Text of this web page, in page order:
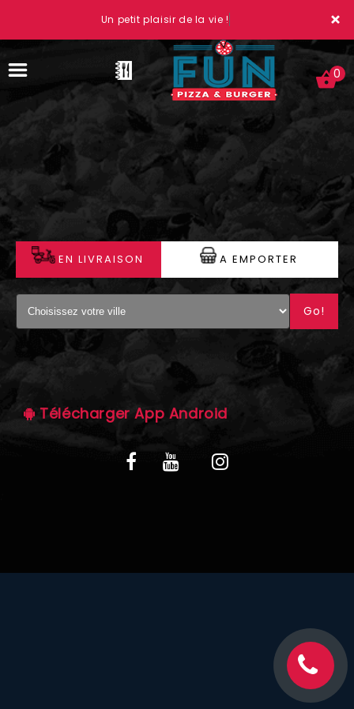
×
Un petit plaisir de la vie !
ACCUEIL
LA CARTE
VOTRE COMPTE
NOTRE RESTAURANT
VOS AVIS
MENTIONS LÉGALES
0
EN LIVRAISON A EMPORTER
Go!
Télécharger App Android